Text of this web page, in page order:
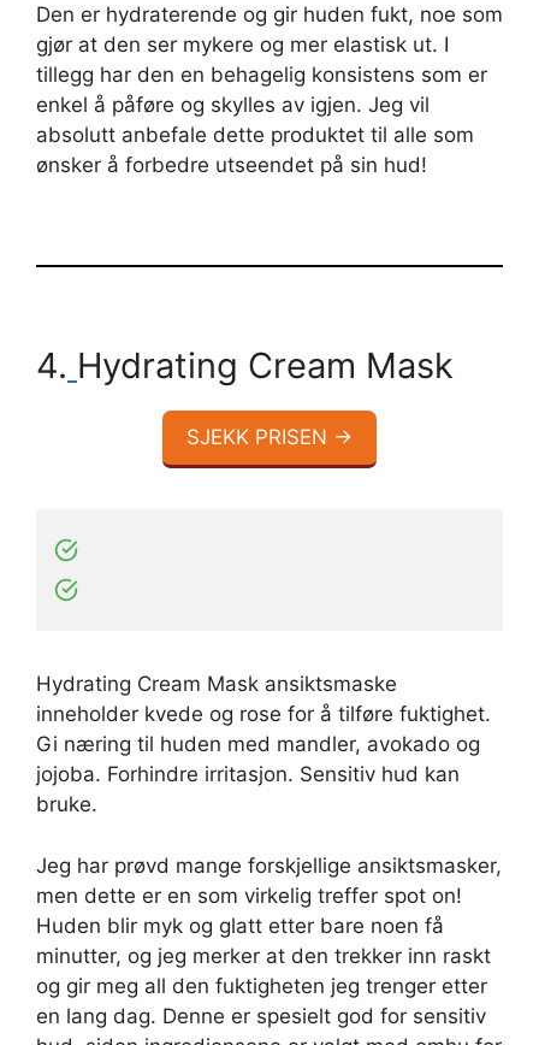
Den er hydraterende og gir huden fukt, noe som
gjør at den ser mykere og mer elastisk ut. I
tillegg har den en behagelig konsistens som er
enkel å påføre og skylles av igjen. Jeg vil
absolutt anbefale dette produktet til alle som
ønsker å forbedre utseendet på sin hud!
4. Hydrating Cream Mask
SJEKK PRISEN →
Hydrating Cream Mask ansiktsmaske
inneholder kvede og rose for å tilføre fuktighet.
Gi næring til huden med mandler, avokado og
jojoba. Forhindre irritasjon. Sensitiv hud kan
bruke.
Jeg har prøvd mange forskjellige ansiktsmasker,
men dette er en som virkelig treffer spot on!
Huden blir myk og glatt etter bare noen få
minutter, og jeg merker at den trekker inn raskt
og gir meg all den fuktigheten jeg trenger etter
en lang dag. Denne er spesielt god for sensitiv